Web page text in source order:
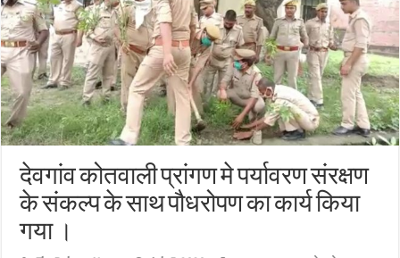
देवगांव कोतवाली प्रांगण मे पर्यावरण संरक्षण
के संकल्प के साथ पौधरोपण का कार्य किया
गया ।